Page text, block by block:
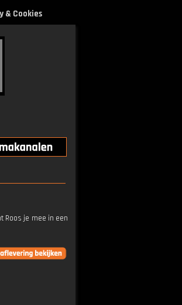
& Cookies
Roos je mee in een